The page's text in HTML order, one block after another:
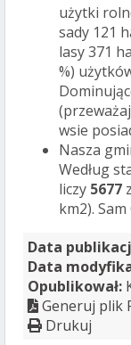
użytki
sady 121
lasy 371
%)
wsie
Nasza
Według
liczy 5677
km2).
Data
Data
Opublikował:
Generuj plik
Drukuj